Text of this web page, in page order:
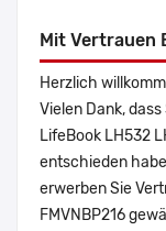
Mit Vertrauen
Herzlich
Vielen Dank,
LifeBook LH532
entschieden
erwerben Sie
FMVNBP216